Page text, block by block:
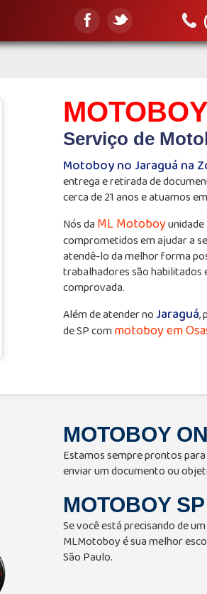
Serviço de
Motoboy no Jaraguá na
entrega e retirada de
cerca de 21 anos e atuamos
Nós da ML Motoboy
comprometidos em ajudar a
atendê-lo da melhor forma
trabalhadores são habilitados
comprovada.
Além de atender no Jaraguá,
de SP commotoboy em
MOTOBOY
Estamos sempre prontos
enviar um documento ou
MOTOBOY SP
Se você está precisando de um
MLMotoboy é sua melhor
São Paulo.